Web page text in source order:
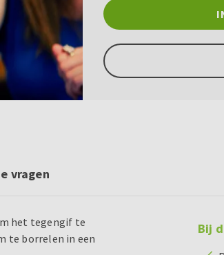
vragen
het tegengif te
te borrelen in een
Bij